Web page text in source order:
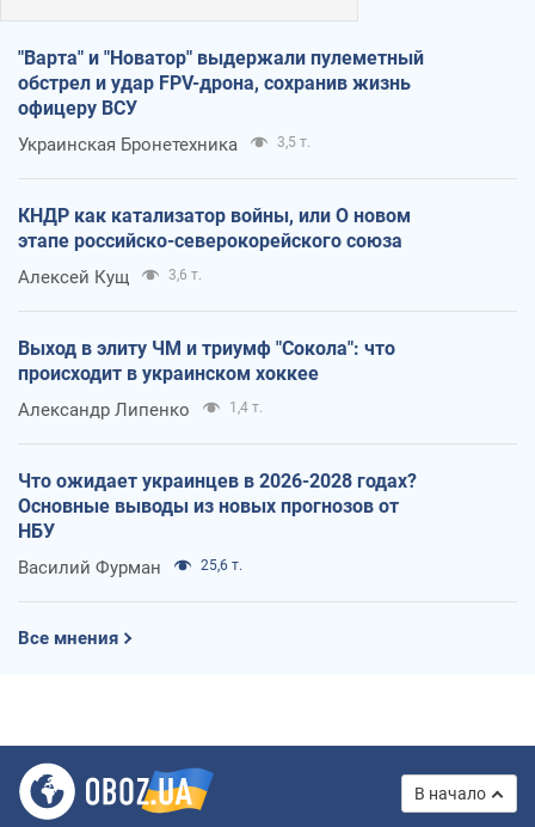
"Варта" и "Новатор" выдержали пулеметный
обстрел и удар FPV-дрона, сохранив жизнь
офицеру ВСУ
Украинская Бронетехника 3,5 т.
КНДР как катализатор войны, или О новом
этапе российско-северокорейского союза
Алексей Кущ 3,6 т.
Выход в элиту ЧМ и триумф "Сокола": что
происходит в украинском хоккее
Александр Липенко 1,4 т.
Что ожидает украинцев в 2026-2028 годах?
Основные выводы из новых прогнозов от
НБУ
Василий Фурман 25,6 т.
Все мнения
В начало